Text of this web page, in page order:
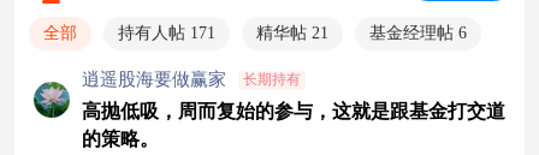
全部 持有人帖 171 精华帖 21 基金经理帖 6
逍遥股海要做赢家 长期持有
高抛低吸，周而复始的参与，这就是跟基金打交道
的策略。